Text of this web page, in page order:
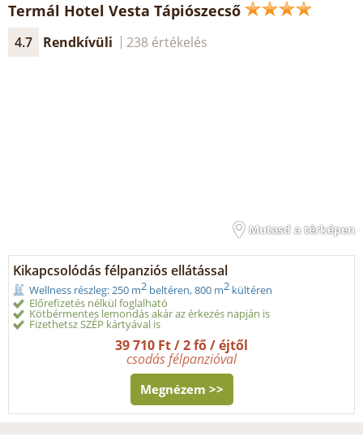
Termál Hotel Vesta Tápiószecső
4.7 Rendkívüli 238 értékelés
Mutasd a térképen
Kikapcsolódás félpanziós ellátással
Wellness részleg: 250 m2 beltéren, 800 m2 kültéren
Előrefizetés nélkül foglalható
Kötbérmentes lemondás akár az érkezés napján is
Fizethetsz SZÉP kártyával is
39 710 Ft / 2 fő / éjtől
csodás félpanzióval
Megnézem >>